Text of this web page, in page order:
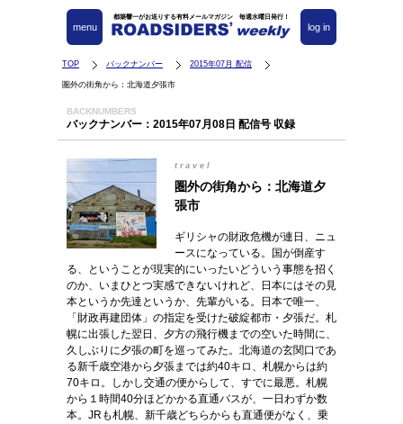
都築響一がお送りする有料メールマガジン 毎週水曜日発行！
log in
menu
TOP バックナンバー 2015年07月 配信
圏外の街角から：北海道夕張市
BACKNUMBERS
バックナンバー：2015年07月08日 配信号 収録
travel
圏外の街角から：北海道夕
張市
ギリシャの財政危機が連日、ニュ
ースになっている。国が倒産す
る、ということが現実的にいったいどういう事態を招く
のか、いまひとつ実感できないけれど、日本にはその見
本というか先達というか、先輩がいる。日本で唯一、
「財政再建団体」の指定を受けた破綻都市・夕張だ。札
幌に出張した翌日、夕方の飛行機までの空いた時間に、
久しぶりに夕張の町を巡ってみた。北海道の玄関口であ
る新千歳空港から夕張までは約40キロ、札幌からは約
70キロ。しかし交通の便からして、すでに最悪。札幌
から１時間40分ほどかかる直通バスが、一日わずか数
本。JRも札幌、新千歳どちらからも直通便がなく、乗